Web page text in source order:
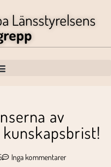
Länsstyrelsens
av
Inga kommentarer